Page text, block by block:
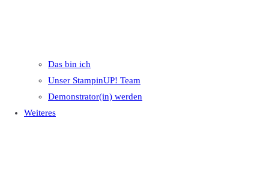
Das bin ich
Unser StampinUP! Team
Demonstrator(in) werden
Weiteres